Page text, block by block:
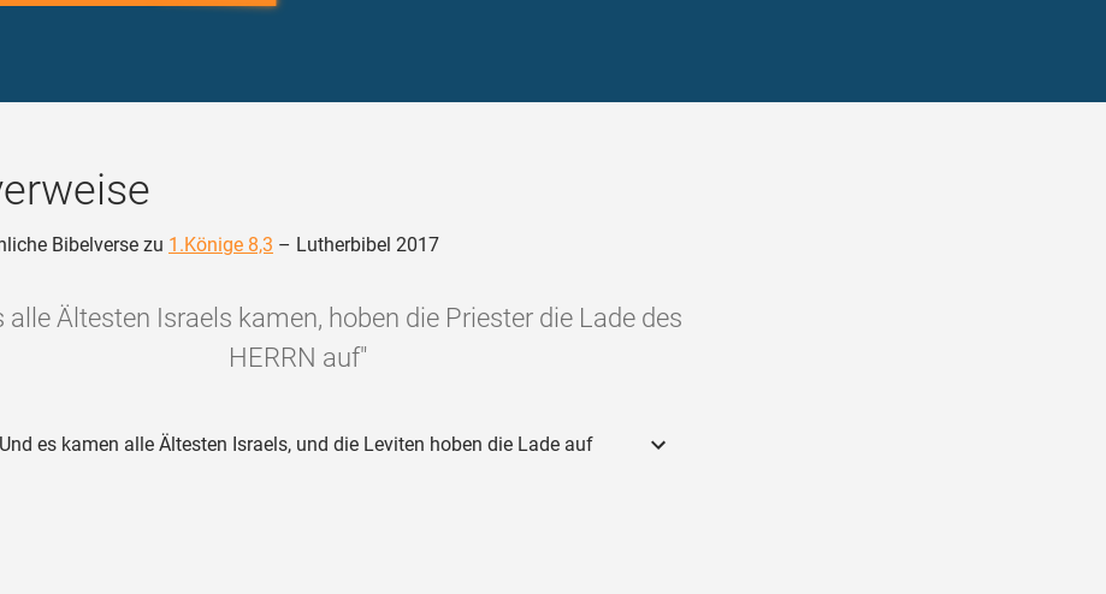
Bibelverse zu 1.Könige 8,3 – Lutherbibel 2017
alle Ältesten Israels kamen, hoben die Priester die Lade des
HERRN auf"
Und es kamen alle Ältesten Israels, und die Leviten hoben die Lade auf